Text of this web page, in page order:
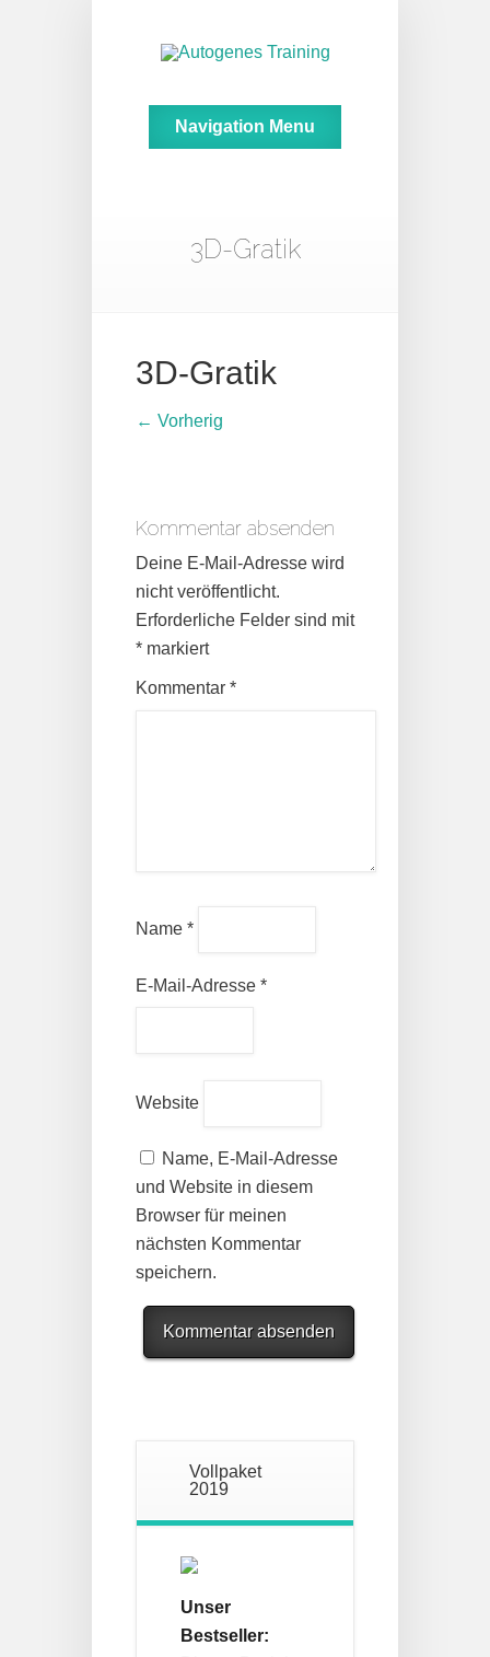
Navigation Menu
3D-Gratik
3D-Gratik
← Vorherig
Kommentar absenden
Deine E-Mail-Adresse wird
nicht veröffentlicht.
Erforderliche Felder sind mit
* markiert
Kommentar *
Name *
E-Mail-Adresse *
Website
Name, E-Mail-Adresse
und Website in diesem
Browser für meinen
nächsten Kommentar
speichern.
Vollpaket
2019
Unser
Bestseller: